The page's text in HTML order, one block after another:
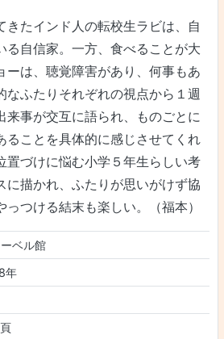
きたインド人の転校生ラビは、自
る自信家。一方、食べることが大
ーは、聴覚障害があり、何事もあ
なふたりそれぞれの視点から１週
来事が交互に語られ、ものごとに
ることを具体的に感じさせてくれ
置づけに悩む小学５年生らしい考
に描かれ、ふたりが思いがけず協
つける結末も楽しい。（福本）
ベル館
年